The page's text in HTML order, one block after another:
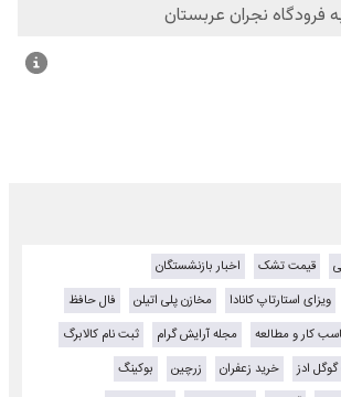
قیمت تشک
اخبار بازنشستگان
ویزای استارتاپ کانادا مخازن پلی اتیلن
فال حافظ
کار و مطالعه مجله آرایش گرام
ثبت نام کالابرگ
ادز خرید زعفران زرچین
بوکینگ